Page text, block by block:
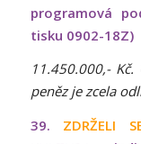
programová
tisku 0902-18Z)
11.450.000,-
peněz je zcela
39. ZDRŽELI